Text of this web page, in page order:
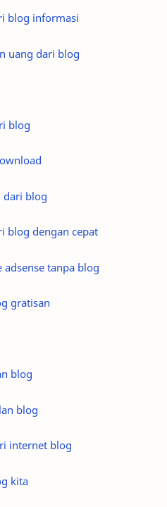
blog informasi
uang dari blog
blog
dari blog
blog dengan cepat
tanpa blog
gratisan
blog
blog
internet blog
kita